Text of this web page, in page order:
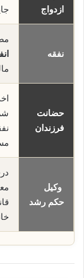
ازدواج
نفقه
حضانت
فرزندان
وکیل
حکم رشد